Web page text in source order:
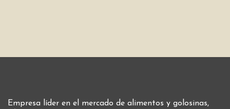
Empresa líder en el mercado de alimentos y golosinas,